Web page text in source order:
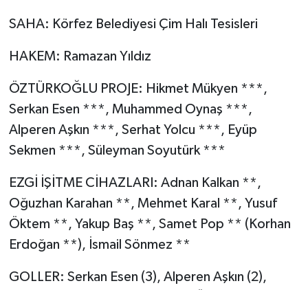
SAHA: Körfez Belediyesi Çim Halı Tesisleri
HAKEM: Ramazan Yıldız
ÖZTÜRKOĞLU PROJE: Hikmet Mükyen ***,
Serkan Esen ***, Muhammed Oynaş ***,
Alperen Aşkın ***, Serhat Yolcu ***, Eyüp
Sekmen ***, Süleyman Soyutürk ***
EZGİ İŞİTME CİHAZLARI: Adnan Kalkan **,
Oğuzhan Karahan **, Mehmet Karal **, Yusuf
Öktem **, Yakup Baş **, Samet Pop ** (Korhan
Erdoğan **), İsmail Sönmez **
GOLLER: Serkan Esen (3), Alperen Aşkın (2),